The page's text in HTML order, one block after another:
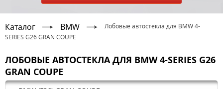
Каталог BMW
Лобовые автостекла для BMW 4-
SERIES G26 GRAN COUPE
ЛОБОВЫЕ АВТОСТЕКЛА ДЛЯ BMW 4-SERIES G26
GRAN COUPE